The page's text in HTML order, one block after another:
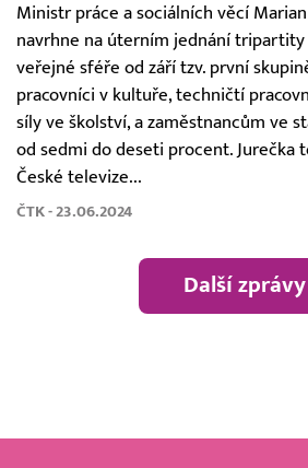
Ministr práce a sociálních věcí Marian
navrhne na úterním jednání tripartity
veřejné sféře od září tzv. první
pracovníci v kultuře, techničtí
síly ve školství, a zaměstnancům ve
od sedmi do deseti procent. Jurečka
České televize...
ČTK - 23.06.2024
Další zprávy